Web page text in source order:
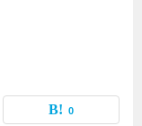
0